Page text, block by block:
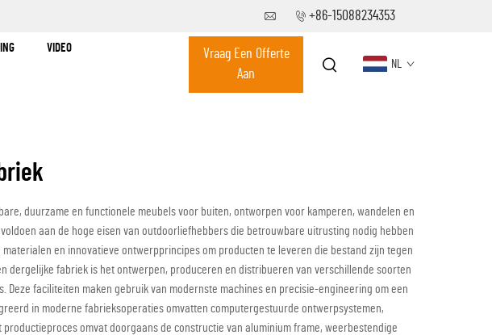
+86-15088234353
VIDEO
Vraag Een Offerte
Aan
NL
duurzame en functionele meubels voor buiten, ontworpen voor kamperen, wandelen en
aan de hoge eisen van outdoorliefhebbers die betrouwbare uitrusting nodig hebben
en innovatieve ontwerpprincipes om producten te leveren die bestand zijn tegen
fabriek is het ontwerpen, produceren en distribueren van verschillende soorten
faciliteiten maken gebruik van modernste machines en precisie-engineering om een
in moderne fabrieksoperaties omvatten computergestuurde ontwerpsystemen,
omvat doorgaans de constructie van aluminium frame, weerbestendige